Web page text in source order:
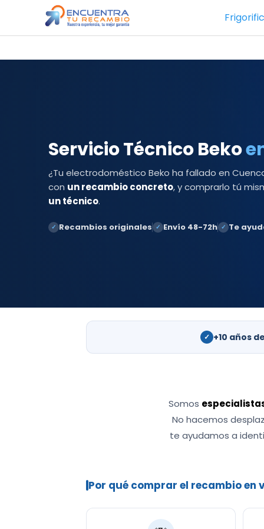
contenido
Servicio Técnico Beko
¿Tu electrodoméstico Beko ha fallado en
con un recambio concreto, y comprarlo tú
un técnico.
✓ Recambios originales ✓ Envío 48-72h ✓ Te
✓ +10 años
Somos
No hacemos
te ayudamos a
Por qué comprar el recambio en